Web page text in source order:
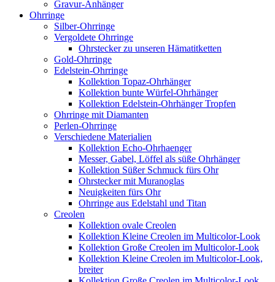
Gravur-Anhänger
Ohrringe
Silber-Ohrringe
Vergoldete Ohrringe
Ohrstecker zu unseren Hämatitketten
Gold-Ohrringe
Edelstein-Ohrringe
Kollektion Topaz-Ohrhänger
Kollektion bunte Würfel-Ohrhänger
Kollektion Edelstein-Ohrhänger Tropfen
Ohrringe mit Diamanten
Perlen-Ohrringe
Verschiedene Materialien
Kollektion Echo-Ohrhaenger
Messer, Gabel, Löffel als süße Ohrhänger
Kollektion Süßer Schmuck fürs Ohr
Ohrstecker mit Muranoglas
Neuigkeiten fürs Ohr
Ohrringe aus Edelstahl und Titan
Creolen
Kollektion ovale Creolen
Kollektion Kleine Creolen im Multicolor-Look
Kollektion Große Creolen im Multicolor-Look
Kollektion Kleine Creolen im Multicolor-Look,
breiter